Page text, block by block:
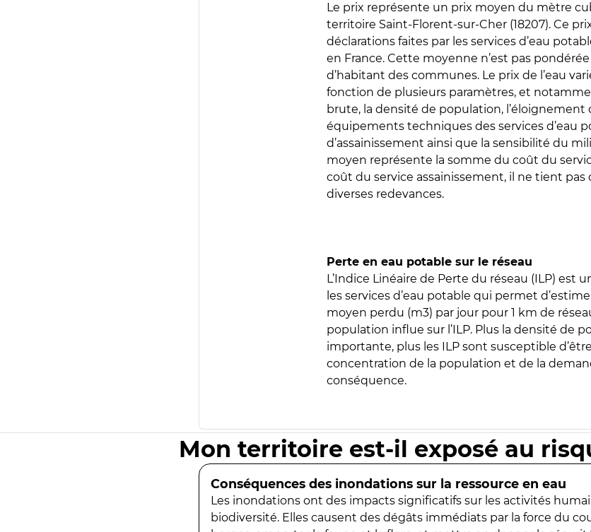
Le prix représente un prix moyen du mètre
territoire Saint-Florent-sur-Cher (18207). Ce
déclarations faites par les services d’eau
en France. Cette moyenne n’est pas
d’habitant des communes. Le prix de l’eau
fonction de plusieurs paramètres, et
brute, la densité de population, l’éloignement
équipements techniques des services d’eau
d’assainissement ainsi que la sensibilité du
moyen représente la somme du coût du
coût du service assainissement, il ne tient
diverses redevances.
Perte en eau potable sur le réseau
L’Indice Linéaire de Perte du réseau (ILP) est
les services d’eau potable qui permet
moyen perdu (m3) par jour pour 1 km de
population influe sur l’ILP. Plus la densité de
importante, plus les ILP sont susceptible
concentration de la population et de la
conséquence.
Mon territoire est-il exposé au
Conséquences des inondations sur la ressource en eau
Les inondations ont des impacts significatifs sur les activités
biodiversité. Elles causent des dégâts immédiats par la force du